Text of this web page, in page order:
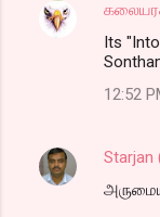
Its
12:52